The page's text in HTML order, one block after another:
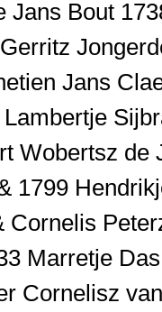
Jans Bout
Jans
Wobertsz de
1799
Marretje
Cornelisz